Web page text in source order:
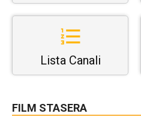
Lista Canali
FILM STASERA